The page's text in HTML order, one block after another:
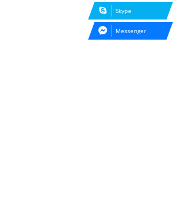
Skype
Messenger